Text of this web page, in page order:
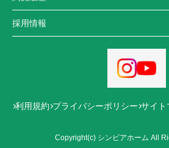
採用情報
利用規約 プライバシーポリシー サイト
Copyright(c) シンビアホーム All